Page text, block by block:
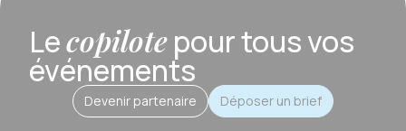
Lecopilotepour tous vos
événements
Devenir partenaire Déposer un brief